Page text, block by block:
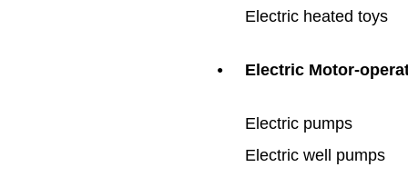
Electric heated toys
● Electric Motor-
Electric pumps
Electric well pumps